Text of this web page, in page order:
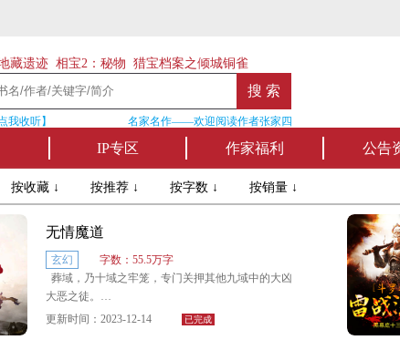
藏遗迹 相宝2：秘物 猎宝档案之倾城铜雀
收听】 名家名作——欢迎阅读作者张家四叔的作品《张家摸金秘
IP专区 作家福利 公告
按收藏 ↓ 按推荐 ↓ 按字数 ↓ 按销量 ↓
无情魔道
玄幻
字数：55.5万字
葬域，乃十域之牢笼，专门关押其他九域中的大凶
大恶之徒。
更新时间：2023-12-14 已完成